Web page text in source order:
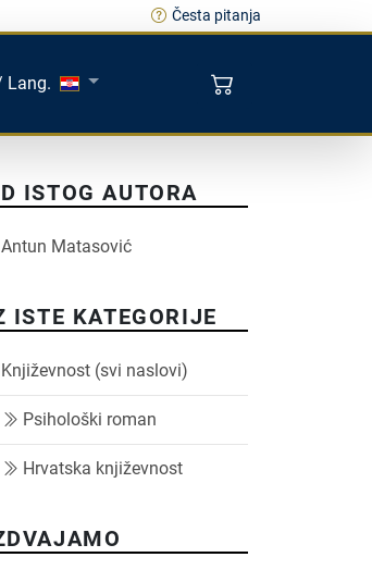
Česta pitanja
Lang.
ISTOG AUTORA
Antun Matasović
ISTE KATEGORIJE
Književnost (svi naslovi)
Psihološki roman
Hrvatska književnost